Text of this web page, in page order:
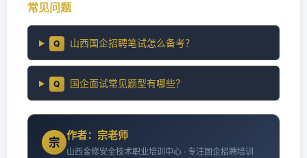
常见问题
Q 山西国企招聘笔试怎么备考？
Q 国企面试常见题型有哪些？
宗
作者：宗老师
山西金修安全技术职业培训中心 · 专注国企招聘培训